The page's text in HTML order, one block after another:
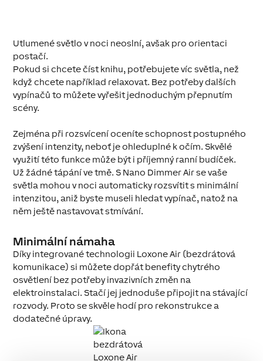
Utlumené světlo v noci neoslní, avšak pro orientaci
postačí.
Pokud si chcete číst knihu, potřebujete víc světla, než
když chcete například relaxovat. Bez potřeby dalších
vypínačů to můžete vyřešit jednoduchým přepnutím
scény.
Zejména při rozsvícení oceníte schopnost postupného
zvýšení intenzity, neboť je ohleduplné k očím. Skvělé
využití této funkce může být i příjemný ranní budíček.
Už žádné tápání ve tmě. S Nano Dimmer Air se vaše
světla mohou v noci automaticky rozsvítit s minimální
intenzitou, aniž byste museli hledat vypínač, natož na
něm ještě nastavovat stmívání.
Minimální námaha
Díky integrované technologii Loxone Air (bezdrátová
komunikace) si můžete dopřát benefity chytrého
osvětlení bez potřeby invazivních změn na
elektroinstalaci. Stačí jej jednoduše připojit na stávající
rozvody. Proto se skvěle hodí pro rekonstrukce a
dodatečné úpravy.